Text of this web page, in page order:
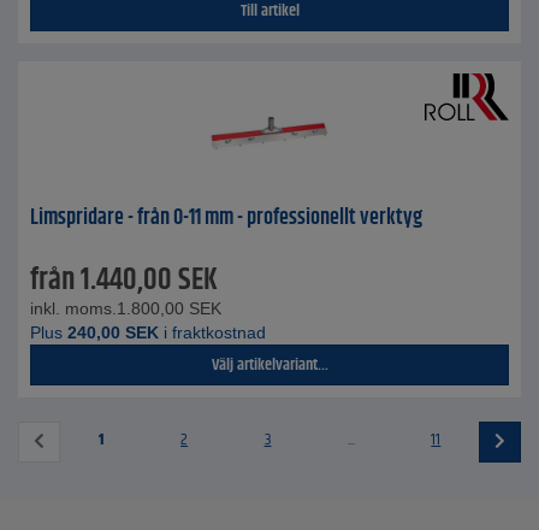
Till artikel
Limspridare - från 0-11 mm - professionellt verktyg
från1.440,00SEK
inkl. moms. 1.800,00 SEK
Plus 240,00 SEK i fraktkostnad
Välj artikelvariant...
1 2 3 ... 11